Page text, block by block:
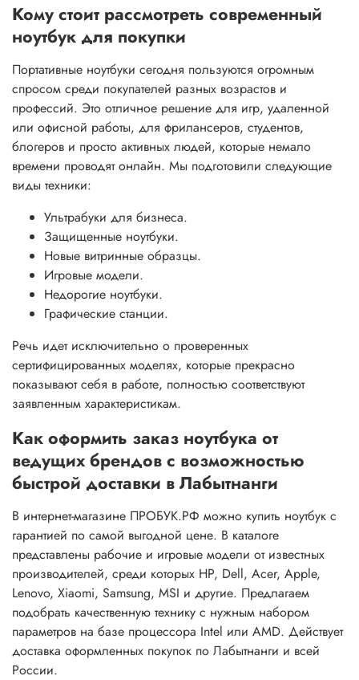
Кому стоит рассмотреть современный
ноутбук для покупки
Портативные ноутбуки сегодня пользуются огромным
спросом среди покупателей разных возрастов и
профессий. Это отличное решение для игр, удаленной
или офисной работы, для фрилансеров, студентов,
блогеров и просто активных людей, которые немало
времени проводят онлайн. Мы подготовили следующие
виды техники:
Ультрабуки для бизнеса.
Защищенные ноутбуки.
Новые витринные образцы.
Игровые модели.
Недорогие ноутбуки.
Графические станции.
Речь идет исключительно о проверенных
сертифицированных моделях, которые прекрасно
показывают себя в работе, полностью соответствуют
заявленным характеристикам.
Как оформить заказ ноутбука от
ведущих брендов с возможностью
быстрой доставки в Лабытнанги
В интернет-магазине ПРОБУК.РФ можно купить ноутбук с
гарантией по самой выгодной цене. В каталоге
представлены рабочие и игровые модели от известных
производителей, среди которых HP, Dell, Acer, Apple,
Lenovo, Xiaomi, Samsung, MSI и другие. Предлагаем
подобрать качественную технику с нужным набором
параметров на базе процессора Intel или AMD. Действует
доставка оформленных покупок по Лабытнанги и всей
России.